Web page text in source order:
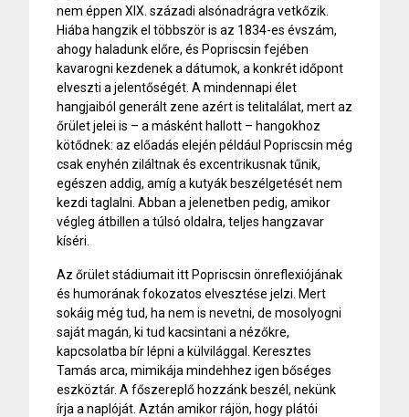
nem éppen XIX. századi alsónadrágra vetkőzik.
Hiába hangzik el többször is az 1834-es évszám,
ahogy haladunk előre, és Popriscsin fejében
kavarogni kezdenek a dátumok, a konkrét időpont
elveszti a jelentőségét. A mindennapi élet
hangjaiból generált zene azért is telitalálat, mert az
őrület jelei is – a másként hallott – hangokhoz
kötődnek: az előadás elején például Popriscsin még
csak enyhén ziláltnak és excentrikusnak tűnik,
egészen addig, amíg a kutyák beszélgetését nem
kezdi taglalni. Abban a jelenetben pedig, amikor
végleg átbillen a túlsó oldalra, teljes hangzavar
kíséri.
Az őrület stádiumait itt Popriscsin önreflexiójának
és humorának fokozatos elvesztése jelzi. Mert
sokáig még tud, ha nem is nevetni, de mosolyogni
saját magán, ki tud kacsintani a nézőkre,
kapcsolatba bír lépni a külvilággal. Keresztes
Tamás arca, mimikája mindehhez igen bőséges
eszköztár. A főszereplő hozzánk beszél, nekünk
írja a naplóját. Aztán amikor rájön, hogy plátói